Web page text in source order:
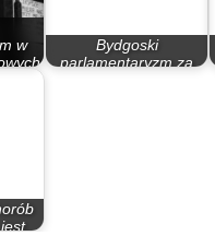
w
Bydgoski
parlamentaryzm za